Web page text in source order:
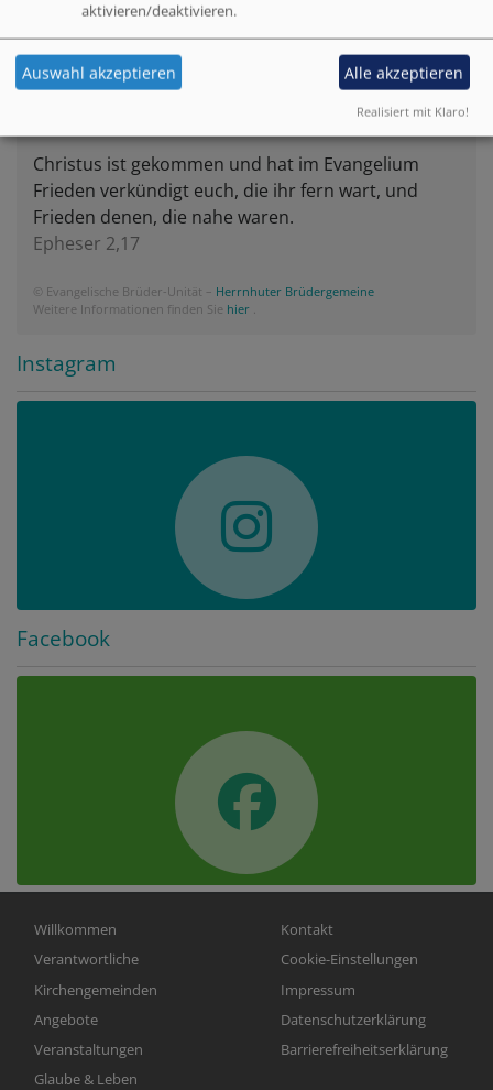
Jauchze, du Tochter Zion! Frohlocke, Israel! Freue
dich und sei fröhlich von ganzem Herzen, du
Tochter Jerusalem! Denn der HERR hat deine Strafe
weggenommen.
Christus ist gekommen und hat im Evangelium
Frieden verkündigt euch, die ihr fern wart, und
Frieden denen, die nahe waren.
Epheser 2,17
© Evangelische Brüder-Unität – Herrnhuter Brüdergemeine
Weitere Informationen finden Sie hier .
Instagram
Facebook
Hauptnavigation
Willkommen
Verantwortliche
Kirchengemeinden
Angebote
Veranstaltungen
Glaube & Leben
Fußbereichsmenü
Kontakt
Cookie-Einstellungen
Impressum
Datenschutzerklärung
Barrierefreiheitserklärung
aktivieren/deaktivieren.
Auswahl akzeptieren Alle akzeptieren
Realisiert mit Klaro!